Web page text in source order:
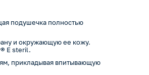
подушечка полностью
и окружающую ее кожу.
E steril.
прикладывая впитывающую